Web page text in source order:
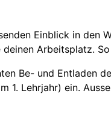
Einblick in den
Arbeitsplatz.
Be- und Entladen
1. Lehrjahr) ein.